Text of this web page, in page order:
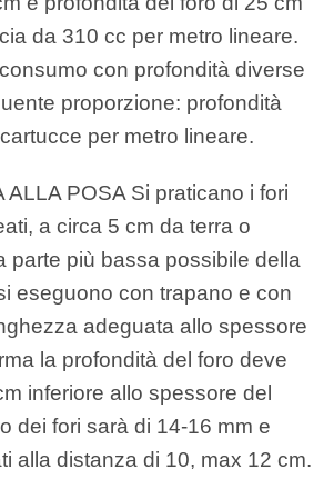
da 310 cc per metro lineare.
con profondità diverse
proporzione: profondità
per metro lineare.
ALLA POSA Si praticano i fori
a circa 5 cm da terra o
parte più bassa possibile della
eseguono con trapano e con
adeguata allo spessore
la profondità del foro deve
inferiore allo spessore del
dei fori sarà di 14-16 mm e
alla distanza di 10, max 12 cm.